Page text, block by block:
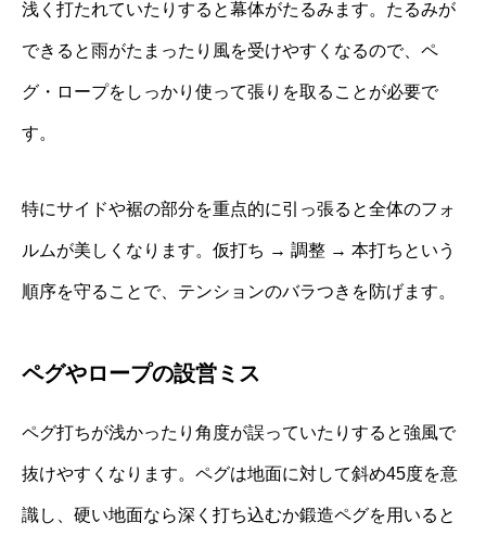
浅く打たれていたりすると幕体がたるみます。たるみが
できると雨がたまったり風を受けやすくなるので、ペ
グ・ロープをしっかり使って張りを取ることが必要で
す。
特にサイドや裾の部分を重点的に引っ張ると全体のフォ
ルムが美しくなります。仮打ち → 調整 → 本打ちという
順序を守ることで、テンションのバラつきを防げます。
ペグやロープの設営ミス
ペグ打ちが浅かったり角度が誤っていたりすると強風で
抜けやすくなります。ペグは地面に対して斜め45度を意
識し、硬い地面なら深く打ち込むか鍛造ペグを用いると